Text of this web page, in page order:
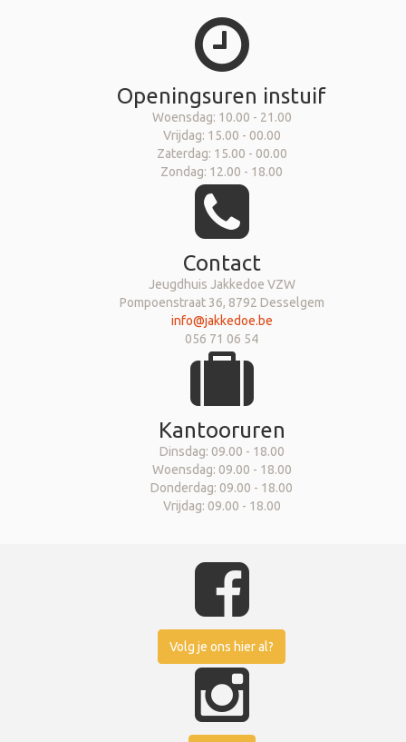
Openingsuren instuif
Woensdag: 10.00 - 21.00
Vrijdag: 15.00 - 00.00
Zaterdag: 15.00 - 00.00
Zondag: 12.00 - 18.00
Contact
Jeugdhuis Jakkedoe VZW
Pompoenstraat 36, 8792 Desselgem
info@jakkedoe.be
056 71 06 54
Kantooruren
Dinsdag: 09.00 - 18.00
Woensdag: 09.00 - 18.00
Donderdag: 09.00 - 18.00
Vrijdag: 09.00 - 18.00
Volg je ons hier al?